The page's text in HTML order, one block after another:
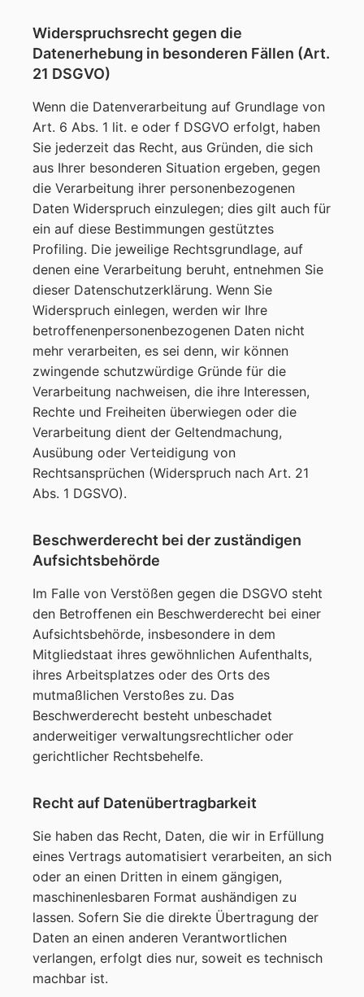
Widerspruchsrecht gegen die
Datenerhebung in besonderen Fällen (Art.
21 DSGVO)
Wenn die Datenverarbeitung auf Grundlage von
Art. 6 Abs. 1 lit. e oder f DSGVO erfolgt, haben
Sie jederzeit das Recht, aus Gründen, die sich
aus Ihrer besonderen Situation ergeben, gegen
die Verarbeitung ihrer personenbezogenen
Daten Widerspruch einzulegen; dies gilt auch für
ein auf diese Bestimmungen gestütztes
Profiling. Die jeweilige Rechtsgrundlage, auf
denen eine Verarbeitung beruht, entnehmen Sie
dieser Datenschutzerklärung. Wenn Sie
Widerspruch einlegen, werden wir Ihre
betroffenenpersonenbezogenen Daten nicht
mehr verarbeiten, es sei denn, wir können
zwingende schutzwürdige Gründe für die
Verarbeitung nachweisen, die ihre Interessen,
Rechte und Freiheiten überwiegen oder die
Verarbeitung dient der Geltendmachung,
Ausübung oder Verteidigung von
Rechtsansprüchen (Widerspruch nach Art. 21
Abs. 1 DGSVO).
Beschwerderecht bei der zuständigen
Aufsichtsbehörde
Im Falle von Verstößen gegen die DSGVO steht
den Betroffenen ein Beschwerderecht bei einer
Aufsichtsbehörde, insbesondere in dem
Mitgliedstaat ihres gewöhnlichen Aufenthalts,
ihres Arbeitsplatzes oder des Orts des
mutmaßlichen Verstoßes zu. Das
Beschwerderecht besteht unbeschadet
anderweitiger verwaltungsrechtlicher oder
gerichtlicher Rechtsbehelfe.
Recht auf Datenübertragbarkeit
Sie haben das Recht, Daten, die wir in Erfüllung
eines Vertrags automatisiert verarbeiten, an sich
oder an einen Dritten in einem gängigen,
maschinenlesbaren Format aushändigen zu
lassen. Sofern Sie die direkte Übertragung der
Daten an einen anderen Verantwortlichen
verlangen, erfolgt dies nur, soweit es technisch
machbar ist.